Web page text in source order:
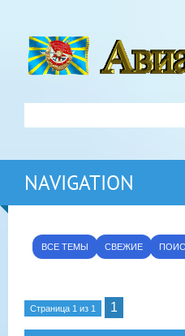
NAVIGATION
ВСЕ ТЕМЫ СВЕЖИЕ
Страница 1 из 1 1